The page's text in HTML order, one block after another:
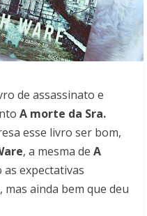
de assassinato e
A morte da Sra.
esse livro ser bom,
, a mesma de A
as expectativas
mas ainda bem que deu